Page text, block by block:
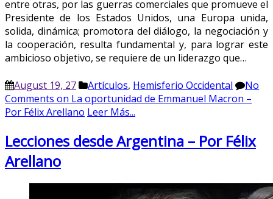
entre otras, por las guerras comerciales que promueve el
Presidente de los Estados Unidos, una Europa unida,
solida, dinámica; promotora del diálogo, la negociación y
la cooperación, resulta fundamental y, para lograr este
ambicioso objetivo, se requiere de un liderazgo que…
August 19, 27 Artículos, Hemisferio Occidental
No
Comments on La oportunidad de Emmanuel Macron –
Por Félix Arellano Leer Más...
Lecciones desde Argentina – Por Félix
Arellano